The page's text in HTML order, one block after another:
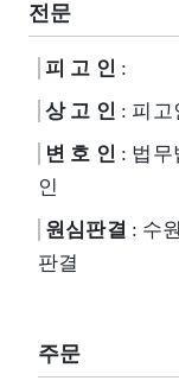
전문
피 고 인 :
상 고 인 : 피고
변 호 인 : 법무
인
원심판결 : 수
판결
주문